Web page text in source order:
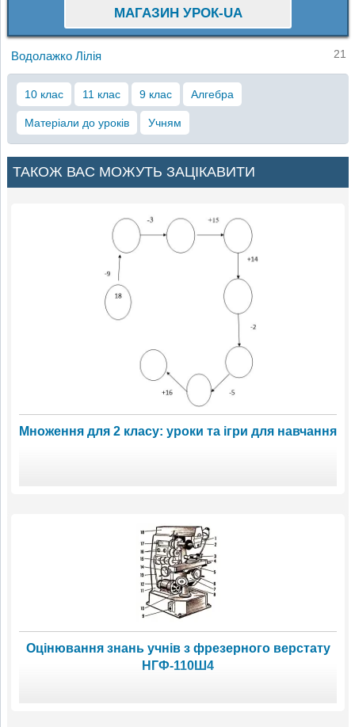
МАГАЗИН УРОК-UA
Водолажко Лілія 21
10 клас 11 клас 9 клас Алгебра
Матеріали до уроків Учням
ТАКОЖ ВАС МОЖУТЬ ЗАЦІКАВИТИ
Множення для 2 класу: уроки та ігри для навчання
Оцінювання знань учнів з фрезерного верстату
НГФ-110Ш4